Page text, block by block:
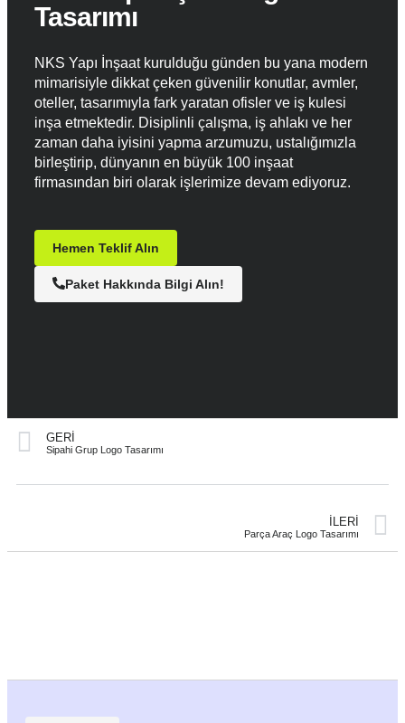
Tasarımı
NKS Yapı İnşaat kurulduğu günden bu yana modern
mimarisiyle dikkat çeken güvenilir konutlar, avmler,
oteller, tasarımıyla fark yaratan ofisler ve iş kulesi
inşa etmektedir. Disiplinli çalışma, iş ahlakı ve her
zaman daha iyisini yapma arzumuzu, ustalığımızla
birleştirip, dünyanın en büyük 100 inşaat
firmasından biri olarak işlerimize devam ediyoruz.
Hemen Teklif Alın
Paket Hakkında Bilgi Alın!
GERI
Sipahi Grup Logo Tasarımı
İLERI
Parça Araç Logo Tasarımı